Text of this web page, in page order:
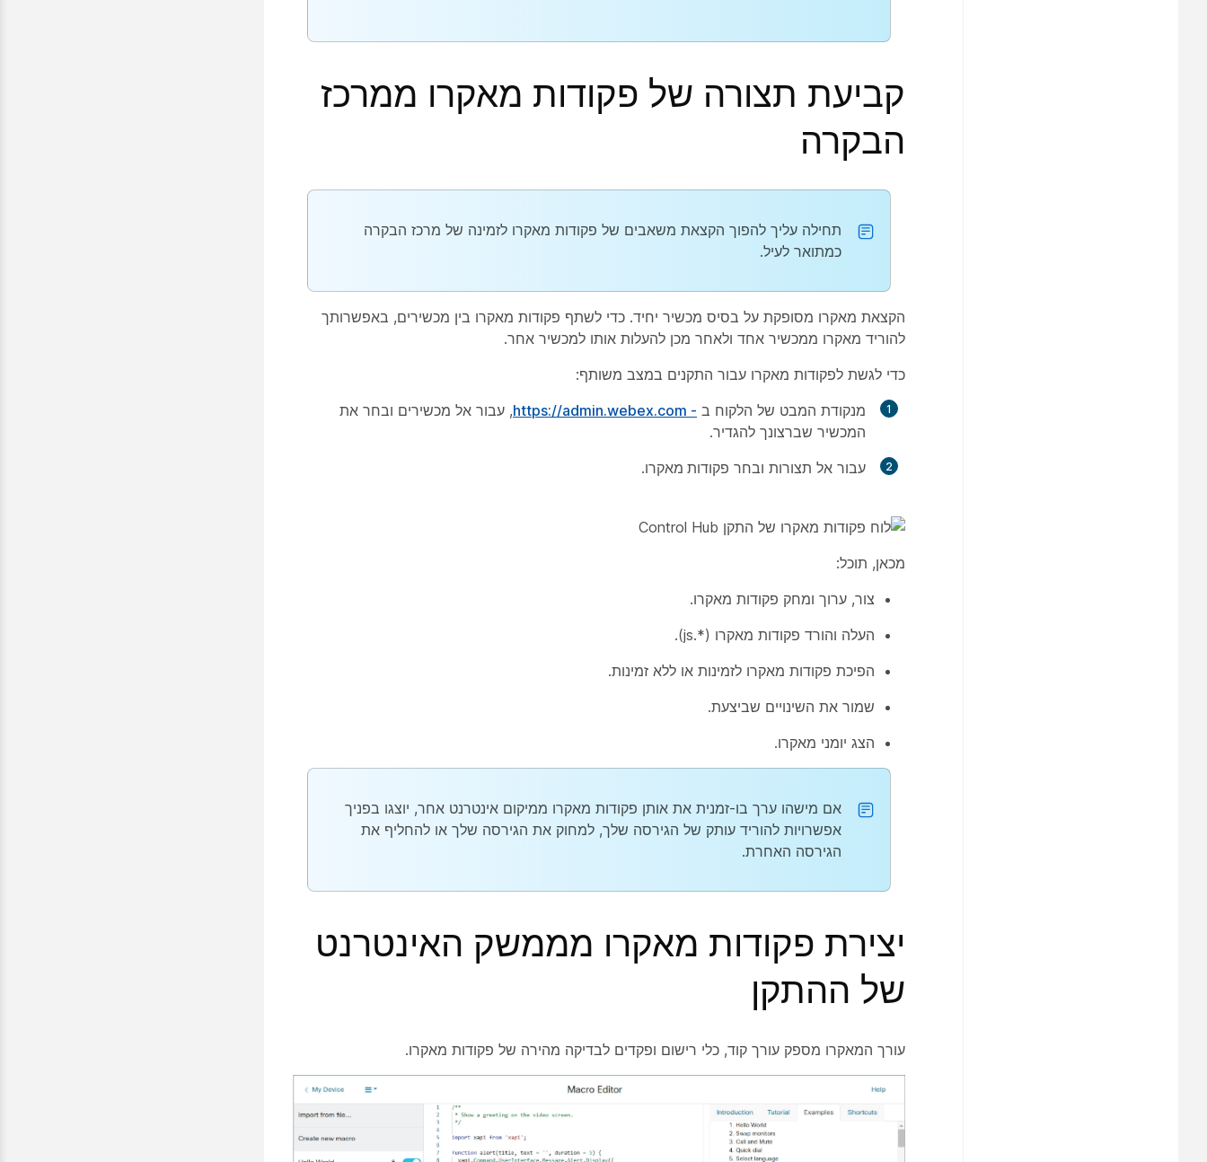
קביעת תצורה של פקודות מאקרו ממרכז
הבקרה
תחילה עליך להפוך הקצאת משאבים של פקודות מאקרו לזמינה של מרכז הבקרה
כמתואר לעיל.
הקצאת מאקרו מסופקת על בסיס מכשיר יחיד. כדי לשתף פקודות מאקרו בין מכשירים, באפשרותך
להוריד מאקרו ממכשיר אחד ולאחר מכן להעלות אותו למכשיר אחר.
כדי לגשת לפקודות מאקרו עבור התקנים במצב משותף:
מנקודת המבט של הלקוח ב - https://admin.webex.com , עבור אל מכשירים ובחר את
המכשיר שברצונך להגדיר.
עבור אל תצורות ובחר פקודות מאקרו.
מכאן, תוכל:
צור, ערוך ומחק פקודות מאקרו.
העלה והורד פקודות מאקרו (*.js).
הפיכת פקודות מאקרו לזמינות או ללא זמינות.
שמור את השינויים שביצעת.
הצג יומני מאקרו.
אם מישהו ערך בו-זמנית את אותן פקודות מאקרו ממיקום אינטרנט אחר, יוצגו בפניך
אפשרויות להוריד עותק של הגירסה שלך, למחוק את הגירסה שלך או להחליף את
הגירסה האחרת.
יצירת פקודות מאקרו מממשק האינטרנט
של ההתקן
עורך המאקרו מספק עורך קוד, כלי רישום ופקדים לבדיקה מהירה של פקודות מאקרו.